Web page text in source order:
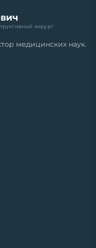
хирург
медицинских наук.